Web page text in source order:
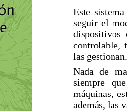
Este
seguir el
dispositivos
controlable,
las gestionan.
Nada de
siempre
máquinas,
además, las